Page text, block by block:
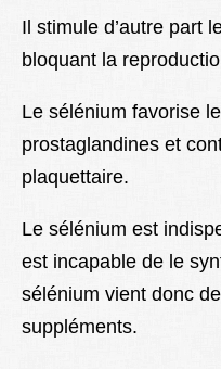
Il stimule d’autre part
bloquant la
Le sélénium favorise
prostaglandines et
plaquettaire.
Le sélénium est
est incapable de le
sélénium vient donc
suppléments.